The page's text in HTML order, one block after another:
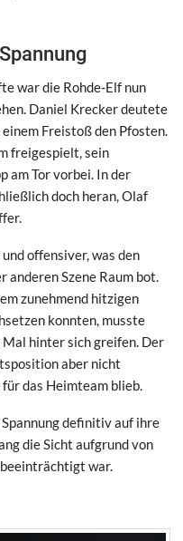
war die Rohde-Elf nun
Daniel Krecker deutete
Freistoß den Pfosten.
freigespielt, sein
am Tor vorbei. In der
doch heran, Olaf
offensiver, was den
Szene Raum bot.
zunehmend hitzigen
konnten, musste
hinter sich greifen. Der
aber nicht
das Heimteam blieb.
definitiv auf ihre
die Sicht aufgrund von
war.